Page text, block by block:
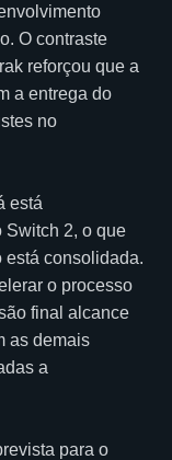
O contraste
reforçou que a
a entrega do
no
está
Switch 2, o que
está consolidada.
o processo
final alcance
as demais
a
para o